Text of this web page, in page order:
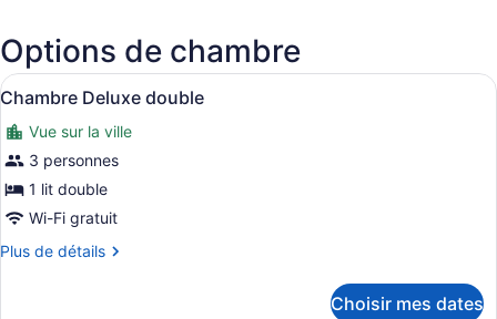
Tancredo
Neves)
Options de chambre
Afficher
toutes
les
photos
pour
ce
de
Un lit bien fait, avec du linge de
19
Chambre Deluxe double
Vue sur la ville
3 personnes
1 lit double
Wi-Fi gratuit
Plus de détails
Plus
Choisir mes dates